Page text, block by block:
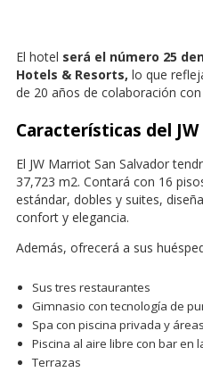
El hotel será el número 25
Hotels & Resorts, lo que
de 20 años de colaboración
Características del
El JW Marriot San Salvador
37,723 m2. Contará con 16
estándar, dobles y suites,
confort y elegancia.
Además, ofrecerá a sus
Sus tres restaurantes
Gimnasio con tecnología de
Spa con piscina privada y
Piscina al aire libre con bar en
Terrazas